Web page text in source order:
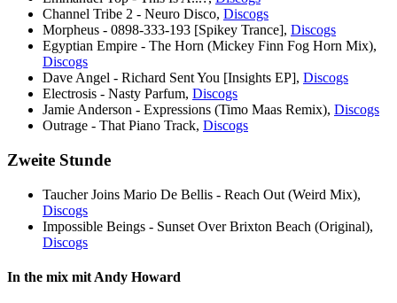
Channel Tribe 2 - Neuro Disco, Discogs
Morpheus - 0898-333-193 [Spikey Trance], Discogs
Egyptian Empire - The Horn (Mickey Finn Fog Horn Mix),
Discogs
Dave Angel - Richard Sent You [Insights EP], Discogs
Electrosis - Nasty Parfum, Discogs
Jamie Anderson - Expressions (Timo Maas Remix), Discogs
Outrage - That Piano Track, Discogs
Zweite Stunde
Taucher Joins Mario De Bellis - Reach Out (Weird Mix),
Discogs
Impossible Beings - Sunset Over Brixton Beach (Original),
Discogs
In the mix mit Andy Howard